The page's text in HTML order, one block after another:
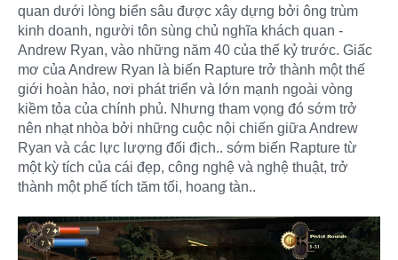
quan dưới lòng biển sâu được xây dựng bởi ông trùm
kinh doanh, người tôn sùng chủ nghĩa khách quan -
Andrew Ryan, vào những năm 40 của thế kỷ trước. Giấc
mơ của Andrew Ryan là biến Rapture trở thành một thế
giới hoàn hảo, nơi phát triển và lớn mạnh ngoài vòng
kiềm tỏa của chính phủ. Nhưng tham vọng đó sớm trở
nên nhạt nhòa bởi những cuộc nội chiến giữa Andrew
Ryan và các lực lượng đối địch.. sớm biến Rapture từ
một kỳ tích của cái đẹp, công nghệ và nghệ thuật, trở
thành một phế tích tăm tối, hoang tàn..